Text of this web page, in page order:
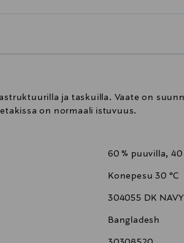
ja taskuilla. Vaate on
on normaali istuvuus.
60 % puuvilla,
Konepesu 30 °C
304055 DK
Bangladesh